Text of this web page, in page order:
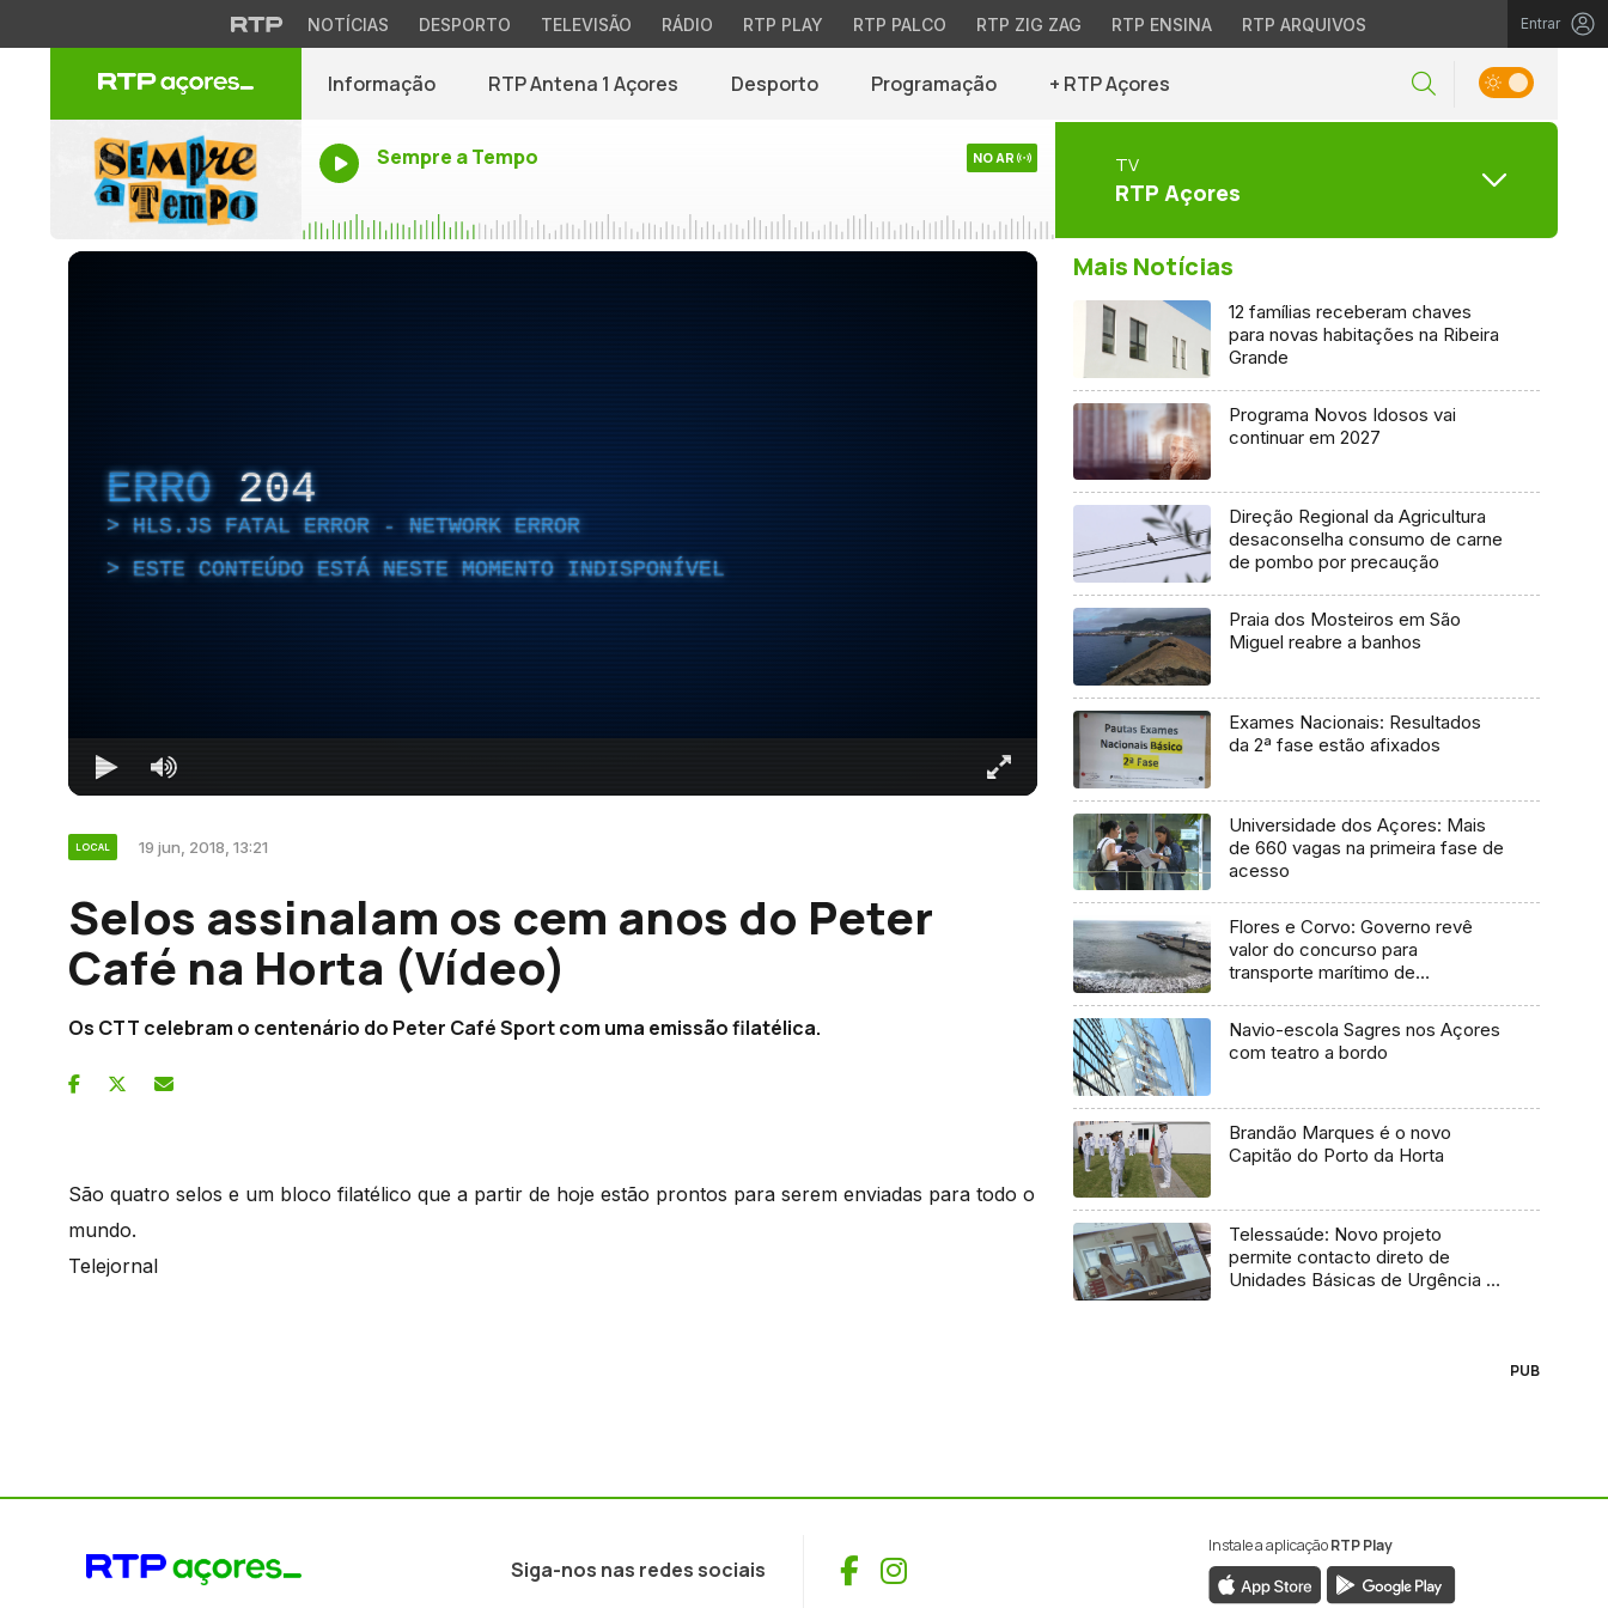
NOTÍCIAS DESPORTO TELEVISÃO RÁDIO RTP PLAY RTP PALCO RTP ZIG ZAG RTP ENSINA RTP ARQUIVOS Entrar
Informação RTP Antena 1 Açores Desporto Programação + RTP Açores
Sempre a Tempo NO AR TV
RTP Açores
ERRO 204
HLS.JS FATAL ERROR - NETWORK ERROR
ESTE CONTEÚDO ESTÁ NESTE MOMENTO INDISPONÍVEL
LOCAL 19 jun, 2018, 13:21
Selos assinalam os cem anos do Peter
Café na Horta (Vídeo)
Os CTT celebram o centenário do Peter Café Sport com uma emissão filatélica.
São quatro selos e um bloco filatélico que a partir de hoje estão prontos para serem enviadas para todo o
mundo.
Telejornal
Mais Notícias
12 famílias receberam chaves
para novas habitações na Ribeira
Grande
Programa Novos Idosos vai
continuar em 2027
Direção Regional da Agricultura
desaconselha consumo de carne
de pombo por precaução
Praia dos Mosteiros em São
Miguel reabre a banhos
Exames Nacionais: Resultados
da 2ª fase estão afixados
Universidade dos Açores: Mais
de 660 vagas na primeira fase de
acesso
Flores e Corvo: Governo revê
valor do concurso para
transporte marítimo de
Navio-escola Sagres nos Açores
com teatro a bordo
Brandão Marques é o novo
Capitão do Porto da Horta
Telessaúde: Novo projeto
permite contacto direto de
Unidades Básicas de Urgência e
PUB
Siga-nos nas redes sociais Facebook
Instagram
Instale a aplicaçãoRTP Play